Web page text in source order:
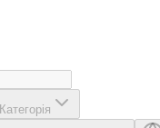
Категорія